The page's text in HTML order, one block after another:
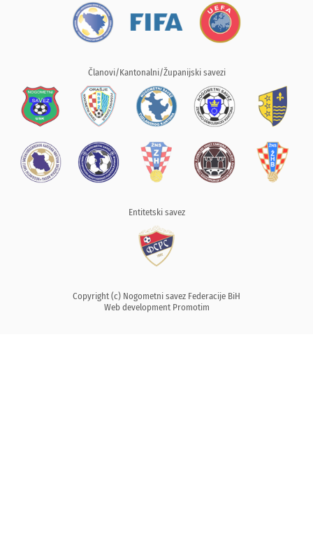
Članovi/Kantonalni/Županijski savezi
Entitetski savez
Copyright (c) Nogometni savez Federacije BiH
Web development Promotim